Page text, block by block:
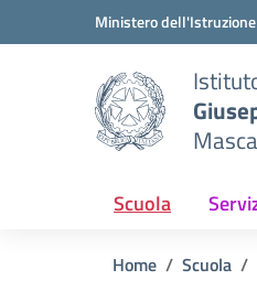
Vai ai contenuti
Vai al menu di navigazione
Ministero
Scuola
Home Scuola